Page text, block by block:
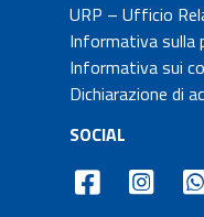
URP – Ufficio
Informativa sulla
Informativa sui
Dichiarazione di
SOCIAL